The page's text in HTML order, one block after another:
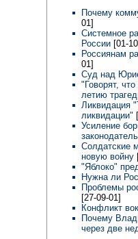
Почему
01]
Системное
России [01-
Россиянам
01]
Суд над
"Говорят,
летию
Ликвидация
ликвидации"
Усиление
Солдатские
новую войну
"Яблоко"
Нужна ли
Проблемы
[27-09-01]
Конфликт
Почему
через две